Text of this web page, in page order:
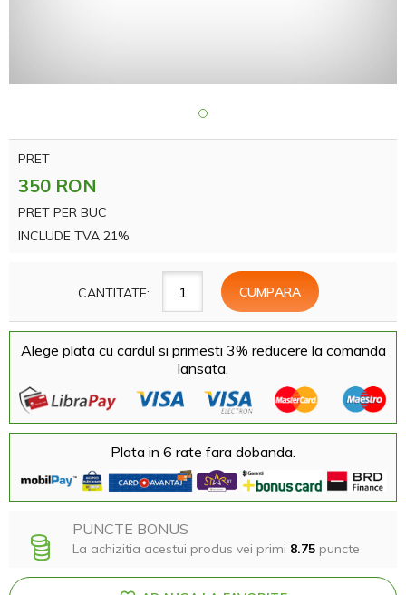
PRET
350 RON
PRET PER BUC
INCLUDE TVA 21%
CANTITATE:
Alege plata cu cardul si primesti 3% reducere la comanda
lansata.
Plata in 6 rate fara dobanda.
PUNCTE BONUS
La achizitia acestui produs vei primi 8.75 puncte